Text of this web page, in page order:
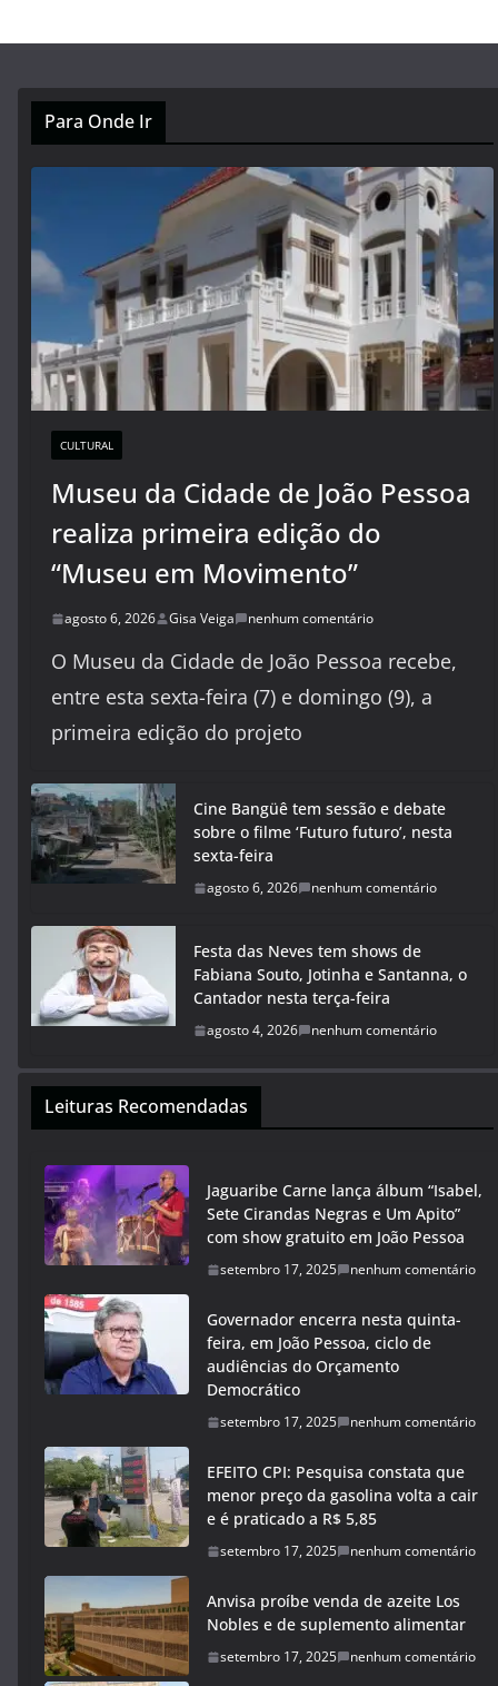
Para Onde Ir
CULTURAL
Museu da Cidade de João Pessoa
realiza primeira edição do
“Museu em Movimento”
agosto 6, 2026 Gisa Veiga nenhum comentário
O Museu da Cidade de João Pessoa recebe,
entre esta sexta-feira (7) e domingo (9), a
primeira edição do projeto
Cine Bangüê tem sessão e debate
sobre o filme ‘Futuro futuro’, nesta
sexta-feira
agosto 6, 2026 nenhum comentário
Festa das Neves tem shows de
Fabiana Souto, Jotinha e Santanna, o
Cantador nesta terça-feira
agosto 4, 2026 nenhum comentário
Leituras Recomendadas
Jaguaribe Carne lança álbum “Isabel,
Sete Cirandas Negras e Um Apito”
com show gratuito em João Pessoa
setembro 17, 2025 nenhum comentário
Governador encerra nesta quinta-
feira, em João Pessoa, ciclo de
audiências do Orçamento
Democrático
setembro 17, 2025 nenhum comentário
EFEITO CPI: Pesquisa constata que
menor preço da gasolina volta a cair
e é praticado a R$ 5,85
setembro 17, 2025 nenhum comentário
Anvisa proíbe venda de azeite Los
Nobles e de suplemento alimentar
setembro 17, 2025 nenhum comentário